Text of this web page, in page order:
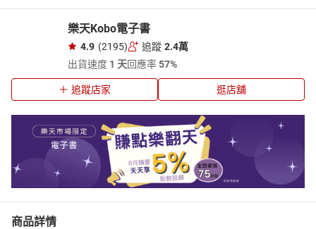
樂天Kobo電子書
4.9 (2195) 追蹤 2.4萬
出貨速度 1 天回應率57%
追蹤店家 逛店舖
商品詳情